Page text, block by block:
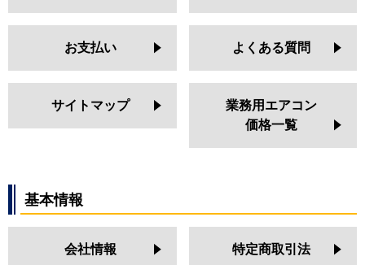
お支払い よくある質問
サイトマップ
業務用エアコン
価格一覧
基本情報
会社情報 特定商取引法